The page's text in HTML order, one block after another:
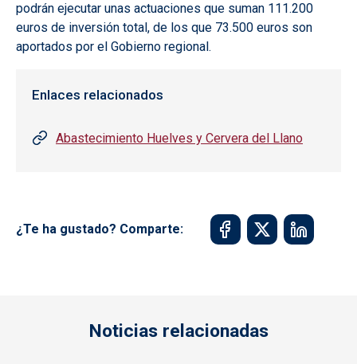
podrán ejecutar unas actuaciones que suman 111.200
euros de inversión total, de los que 73.500 euros son
aportados por el Gobierno regional.
Enlaces relacionados
Abastecimiento Huelves y Cervera del Llano
¿Te ha gustado? Comparte:
Noticias relacionadas